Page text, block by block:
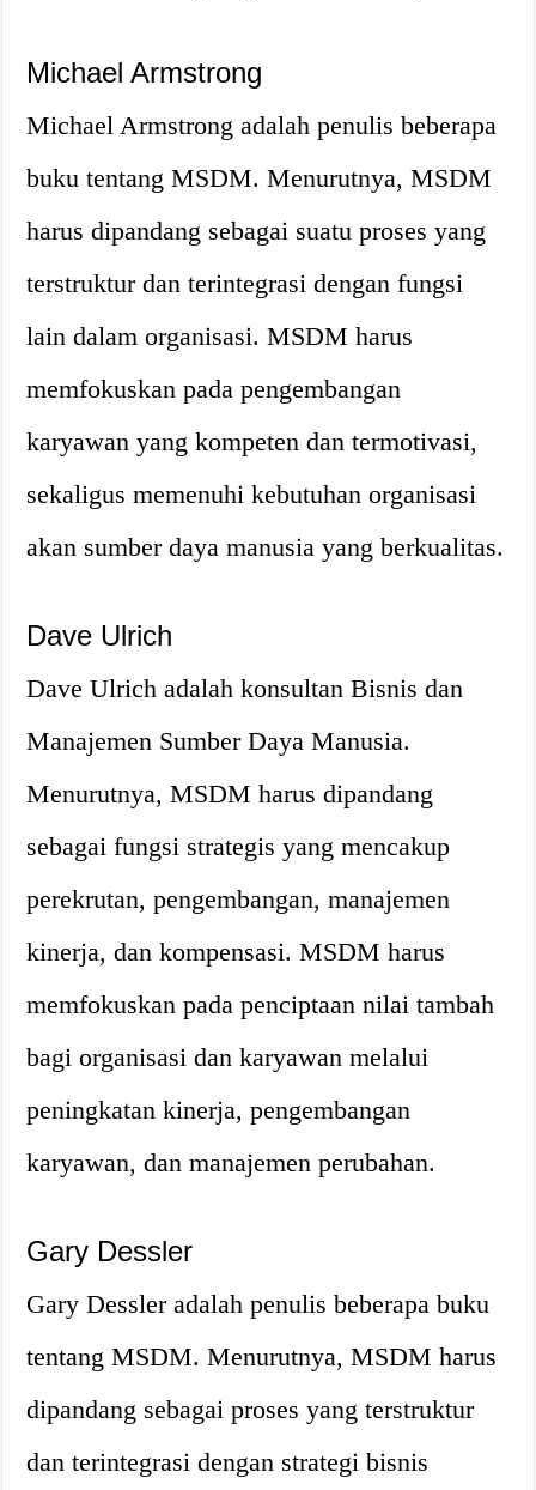
Michael Armstrong
Michael Armstrong adalah penulis beberapa
buku tentang MSDM. Menurutnya, MSDM
harus dipandang sebagai suatu proses yang
terstruktur dan terintegrasi dengan fungsi
lain dalam organisasi. MSDM harus
memfokuskan pada pengembangan
karyawan yang kompeten dan termotivasi,
sekaligus memenuhi kebutuhan organisasi
akan sumber daya manusia yang berkualitas.
Dave Ulrich
Dave Ulrich adalah konsultan Bisnis dan
Manajemen Sumber Daya Manusia.
Menurutnya, MSDM harus dipandang
sebagai fungsi strategis yang mencakup
perekrutan, pengembangan, manajemen
kinerja, dan kompensasi. MSDM harus
memfokuskan pada penciptaan nilai tambah
bagi organisasi dan karyawan melalui
peningkatan kinerja, pengembangan
karyawan, dan manajemen perubahan.
Gary Dessler
Gary Dessler adalah penulis beberapa buku
tentang MSDM. Menurutnya, MSDM harus
dipandang sebagai proses yang terstruktur
dan terintegrasi dengan strategi bisnis